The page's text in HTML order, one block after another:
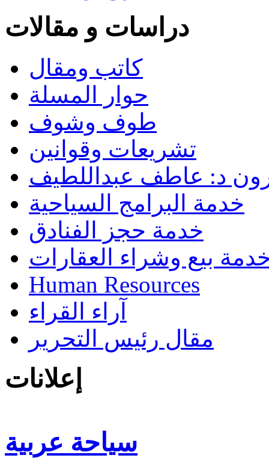
دراسات و مقالات
كاتب ومقال
حوار المسلة
طوف وشوف
تشريعات وقوانين
د: عاطف عبداللطيف
خدمة البرامج السياحية
خدمة حجز الفنادق
بيع وشراء العقارات
Human Resources
آراء القراء
مقال رئيس التحرير
إعلانات
سياحة عربية